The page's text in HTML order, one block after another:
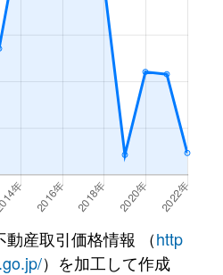
産取引価格情報 （http
）を加工して作成